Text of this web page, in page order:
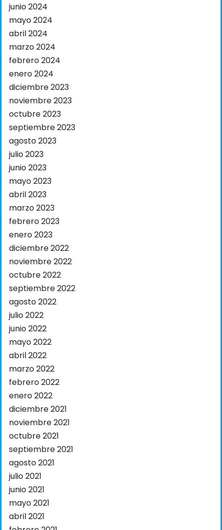
junio 2024
mayo 2024
abril 2024
marzo 2024
febrero 2024
enero 2024
diciembre 2023
noviembre 2023
octubre 2023
septiembre 2023
agosto 2023
julio 2023
junio 2023
mayo 2023
abril 2023
marzo 2023
febrero 2023
enero 2023
diciembre 2022
noviembre 2022
octubre 2022
septiembre 2022
agosto 2022
julio 2022
junio 2022
mayo 2022
abril 2022
marzo 2022
febrero 2022
enero 2022
diciembre 2021
noviembre 2021
octubre 2021
septiembre 2021
agosto 2021
julio 2021
junio 2021
mayo 2021
abril 2021